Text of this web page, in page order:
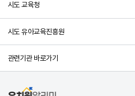
시도 교육청
시도 유아교육진흥원
관련기관 바로가기
유치원알리미